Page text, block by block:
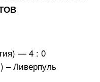
— 4 : 0
– Ливерпуль